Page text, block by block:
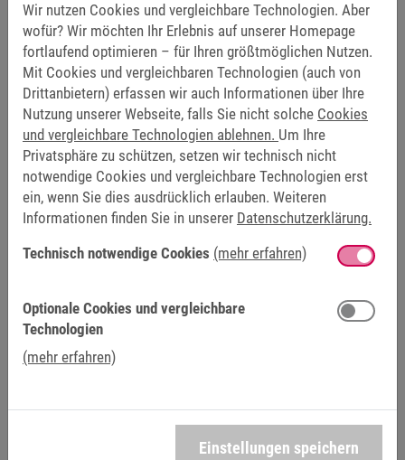
Kataloge (1)
Techinfo (1)
Zertifikate (4)
IN DIESEN ANWENDUNGSBEREICHEN
IM EINSATZ
MEDIZINTECHNIK
Präzision, Sicherheit und Wiederholgenauigkeit sind
in der Medizintechnik essenziell. Das erfordert
die Arbeit in der Gesundheitsbranche erfordert. Mit
Jahrzehnten dem hohen Anspruch in der
Wir nutzen Cookies und vergleichbare Technologien. Aber
wofür? Wir möchten Ihr Erlebnis auf unserer Homepage
fortlaufend optimieren – für Ihren größtmöglichen Nutzen.
Mit Cookies und vergleichbaren Technologien (auch von
Drittanbietern) erfassen wir auch Informationen über Ihre
Nutzung unserer Webseite, falls Sie nicht solche Cookies
und vergleichbare Technologien ablehnen. Um Ihre
Privatsphäre zu schützen, setzen wir technisch nicht
notwendige Cookies und vergleichbare Technologien erst
ein, wenn Sie dies ausdrücklich erlauben. Weiteren
Informationen finden Sie in unserer Datenschutzerklärung.
Technisch notwendige Cookies (mehr erfahren)
Optionale Cookies und vergleichbare
Technologien
(mehr erfahren)
Einstellungen speichern